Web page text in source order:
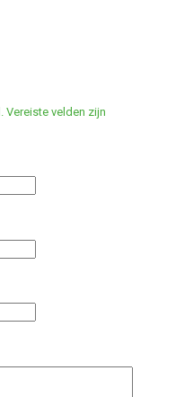
Vereiste velden zijn